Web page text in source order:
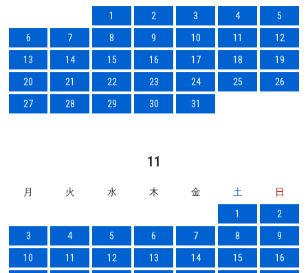
1
2 3 4
5
6
7 8 9 10 11
12
13
14 15 16 17 18
19
20
21 22 23 24 25
26
27
28 29 30 31
11
月 火 水 木 金 土
日
1
2
3
4 5 6 7 8
9
10
11 12 13 14 15
16